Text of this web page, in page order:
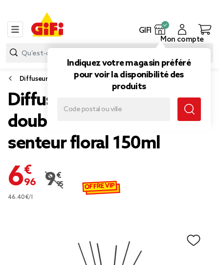
GIFI
Indiquez votre magasin préféré
pour voir la disponibilité des
produits
Mon compte
Diffuseur et senteur
Diffuseur de parfum
double paroi à bâtonnets
senteur floral 150ml
6,96 €
Prix remisé de 9,95 € à 6,96 €
9,95 €
46.40€/l
OFFRE VIP